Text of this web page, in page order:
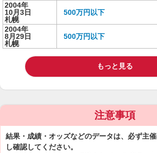
2004年
10月3日
札幌
500万円以下
2004年
8月29日
札幌
500万円以下
もっと見る
注意事項
結果・成績・オッズなどのデータは、必ず主
し確認してください。